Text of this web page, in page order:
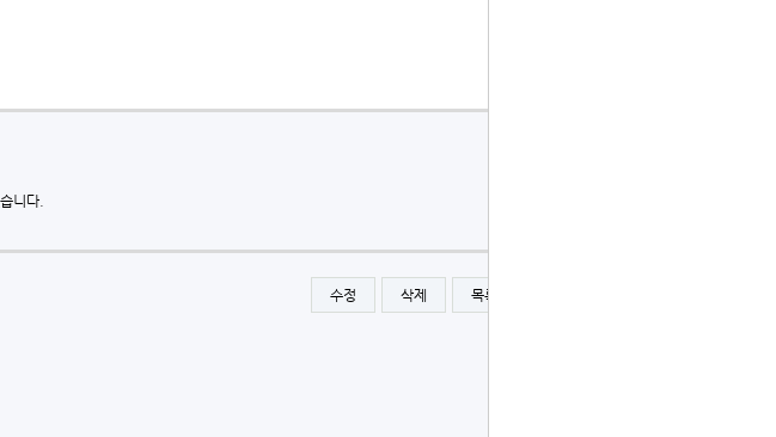
니다.
수정 삭제 목록